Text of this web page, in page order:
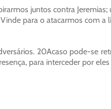
juntos contra
para o atacarmos com a
20Acaso pode-se
para interceder por